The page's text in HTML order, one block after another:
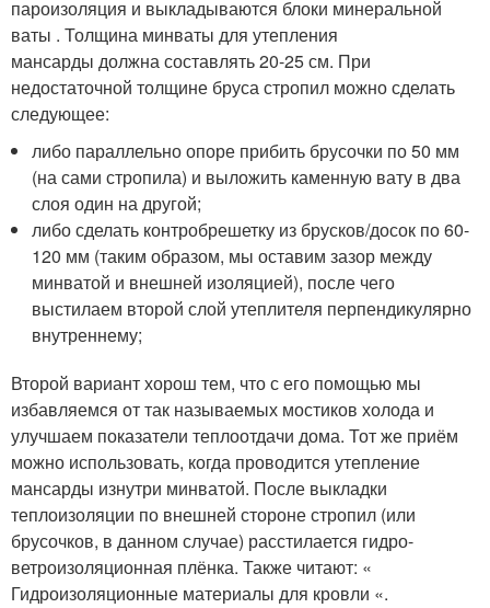
пароизоляция и выкладываются блоки минеральной
ваты . Толщина минваты для утепления
мансарды должна составлять 20-25 см. При
недостаточной толщине бруса стропил можно сделать
следующее:
либо параллельно опоре прибить брусочки по 50 мм
(на сами стропила) и выложить каменную вату в два
слоя один на другой;
либо сделать контробрешетку из брусков/досок по 60-
120 мм (таким образом, мы оставим зазор между
минватой и внешней изоляцией), после чего
выстилаем второй слой утеплителя перпендикулярно
внутреннему;
Второй вариант хорош тем, что с его помощью мы
избавляемся от так называемых мостиков холода и
улучшаем показатели теплоотдачи дома. Тот же приём
можно использовать, когда проводится утепление
мансарды изнутри минватой. После выкладки
теплоизоляции по внешней стороне стропил (или
брусочков, в данном случае) расстилается гидро-
ветроизоляционная плёнка. Также читают: «
Гидроизоляционные материалы для кровли «.